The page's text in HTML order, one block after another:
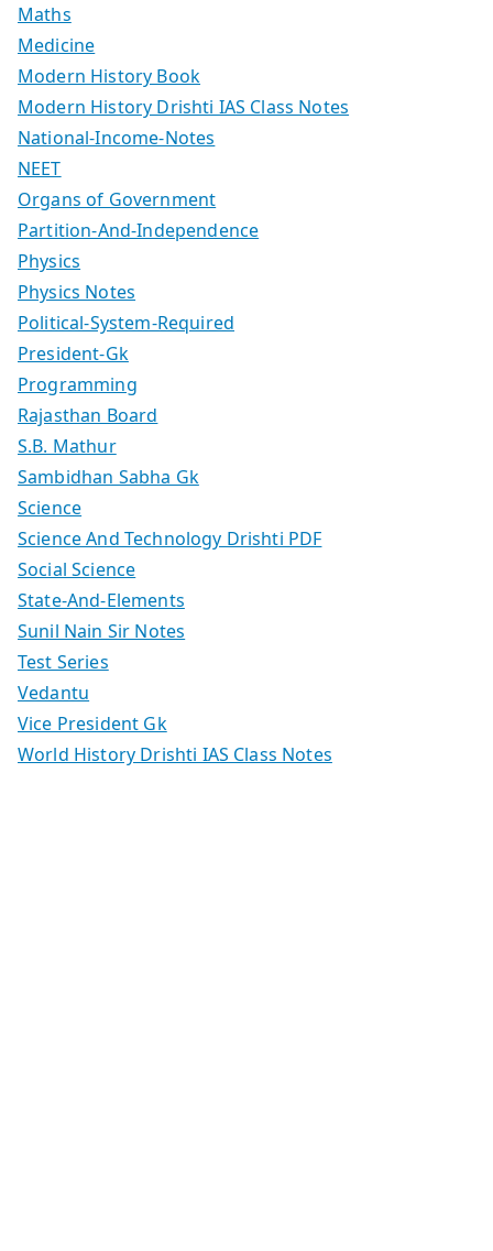
Maths
Medicine
Modern History Book
Modern History Drishti IAS Class Notes
National-Income-Notes
NEET
Organs of Government
Partition-And-Independence
Physics
Physics Notes
Political-System-Required
President-Gk
Programming
Rajasthan Board
S.B. Mathur
Sambidhan Sabha Gk
Science
Science And Technology Drishti PDF
Social Science
State-And-Elements
Sunil Nain Sir Notes
Test Series
Vedantu
Vice President Gk
World History Drishti IAS Class Notes